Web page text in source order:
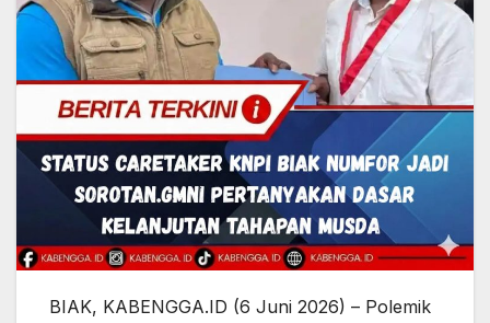
BIAK, KABENGGA.ID (6 Juni 2026) – Polemik